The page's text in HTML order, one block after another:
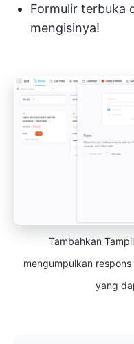
Formulir terbuka
mengisinya!
Tambahkan
mengumpulkan
yang